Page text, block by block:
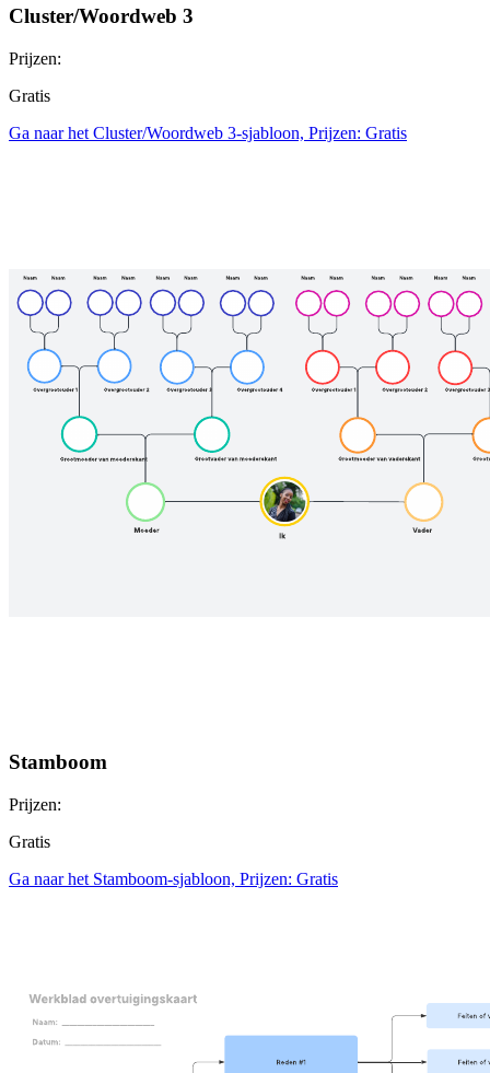
Cluster/​Woordweb 3
Prijzen:
Gratis
Ga naar het Cluster/​Woordweb 3-sjabloon, Prijzen: Gratis
Stamboom
Prijzen:
Gratis
Ga naar het Stamboom-sjabloon, Prijzen: Gratis